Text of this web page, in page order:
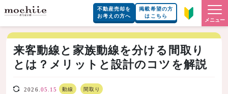
不動産売却を
お考えの方へ
掲載希望の方
はこちら
メニュー
来客動線と家族動線を分ける間取り
とは？メリットと設計のコツを解説
2026. 05.15 動線 間取り